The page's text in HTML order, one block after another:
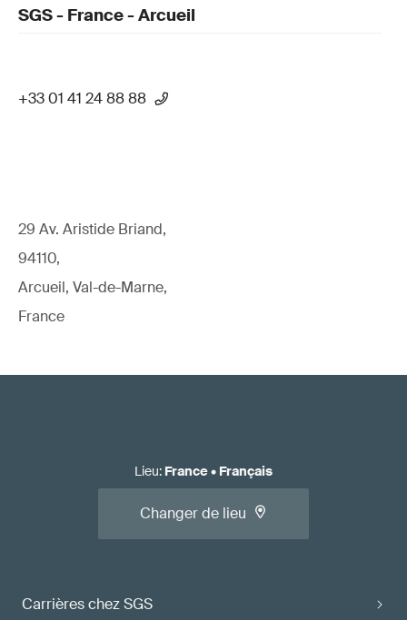
SGS - France - Arcueil
+33 01 41 24 88 88
29 Av. Aristide Briand,
94110,
Arcueil, Val-de-Marne,
France
Carrières chez SGS
Lieu: France• Français
Changer de lieu